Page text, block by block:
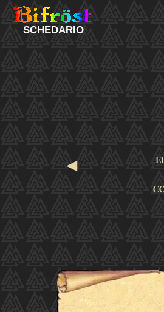
SCHEDARIO
◄